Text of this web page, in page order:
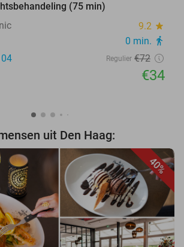
(75 min)
9.2 star
0 min. directions_walk
Regulier €72
€34
uit Den Haag:
40%